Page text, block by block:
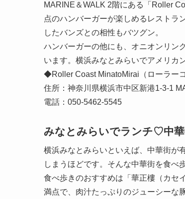
MARINE＆WALK 2階にある「Roller
点のハンバーガーが楽しめるレストラ
したバンズとの相性もバツグン。
ハンバーガーの他にも、オニオンリン
います。横浜みなとみらいでアメリカ
◆Roller Coast MinatoMirai（ローラー
住所：神奈川県横浜市中区新港1-3-1
電話：050-5462-5545
みなとみらいでランチ♡中華
横浜みなとみらいといえば、中華街が
しまうほどです。そんな中華街を食べ
食べ歩きのおすすめは「華正樓（カセ
満点で、肉汁たっぷりのジューシーな